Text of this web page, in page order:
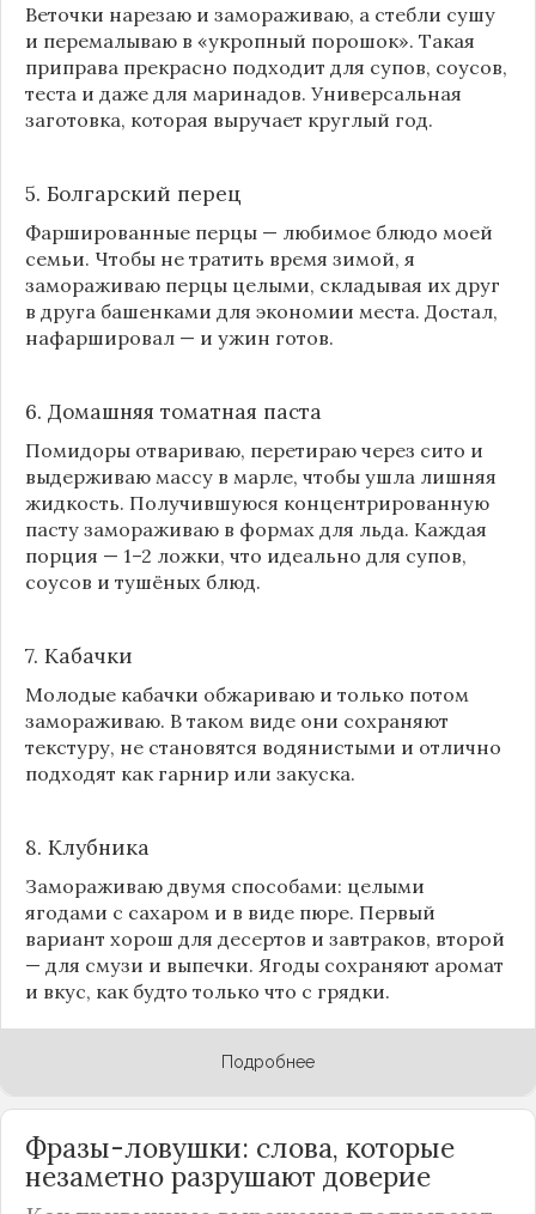
Веточки нарезаю и замораживаю, а стебли сушу
и перемалываю в «укропный порошок». Такая
приправа прекрасно подходит для супов, соусов,
теста и даже для маринадов. Универсальная
заготовка, которая выручает круглый год.
5. Болгарский перец
Фаршированные перцы — любимое блюдо моей
семьи. Чтобы не тратить время зимой, я
замораживаю перцы целыми, складывая их друг
в друга башенками для экономии места. Достал,
нафаршировал — и ужин готов.
6. Домашняя томатная паста
Помидоры отвариваю, перетираю через сито и
выдерживаю массу в марле, чтобы ушла лишняя
жидкость. Получившуюся концентрированную
пасту замораживаю в формах для льда. Каждая
порция — 1–2 ложки, что идеально для супов,
соусов и тушёных блюд.
7. Кабачки
Молодые кабачки обжариваю и только потом
замораживаю. В таком виде они сохраняют
текстуру, не становятся водянистыми и отлично
подходят как гарнир или закуска.
8. Клубника
Замораживаю двумя способами: целыми
ягодами с сахаром и в виде пюре. Первый
вариант хорош для десертов и завтраков, второй
— для смузи и выпечки. Ягоды сохраняют аромат
и вкус, как будто только что с грядки.
Подробнее
Фразы-ловушки: слова, которые
незаметно разрушают доверие